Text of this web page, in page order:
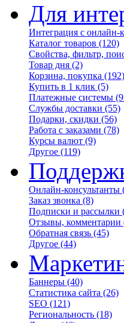
Для
Интеграция с онлайн-
Каталог товаров (120)
Свойства, фильтр,
Товар дня (2)
Корзина, покупка (192)
Купить в 1 клик (5)
Платежные системы
Службы доставки (55)
Подарки, скидки (56)
Работа с заказами (78)
Курсы валют (9)
Другое (119)
Онлайн-консультанты
Заказ звонка (8)
Подписки и рассылки
Отзывы, комментарии
Обратная связь (45)
Другое (44)
Баннеры (40)
Статистика сайта (26)
SEO (121)
Региональность (18)